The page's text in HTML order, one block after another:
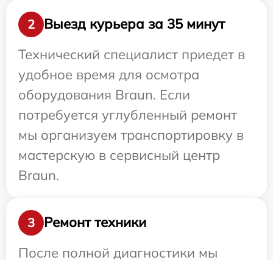
2
Выезд курьера за 35 минут
Технический специалист приедет в
удобное время для осмотра
оборудования Braun. Если
потребуется углубленный ремонт
мы организуем транспортировку в
мастерскую в сервисный центр
Braun.
3
Ремонт техники
После полной диагностики мы